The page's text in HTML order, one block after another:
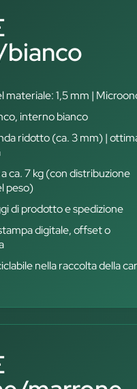
materiale: 1,5 mm |
interno bianco
ridotto (ca. 3 mm) |
ca. 7 kg (con distribuzione
peso)
di prodotto e spedizione
digitale, offset o
nella raccolta della